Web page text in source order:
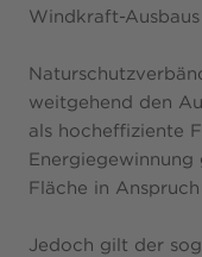
Windkraft-
weitgehend den
als hocheffiziente
Fläche in
Jedoch gilt der